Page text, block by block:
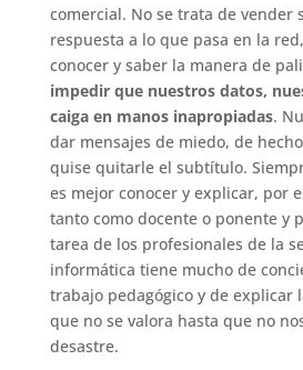
comercial. No se trata de vender
respuesta a lo que pasa en la
conocer y saber la manera de
impedir que nuestros datos,
caiga en manos inapropiadas.
dar mensajes de miedo, de
quise quitarle el subtítulo.
es mejor conocer y explicar, por
tanto como docente o ponente y
tarea de los profesionales de la
informática tiene mucho de
trabajo pedagógico y de explicar
que no se valora hasta que no
desastre.